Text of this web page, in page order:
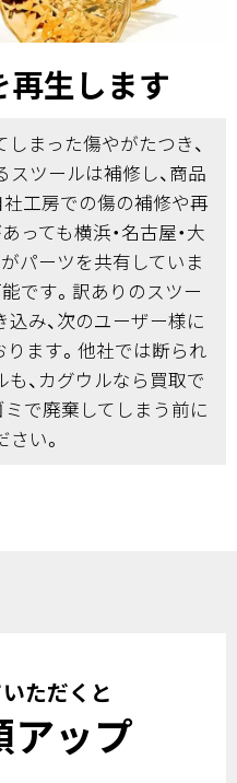
生します
まった傷やがたつき、
ツールは補修し、商品
工房での傷の補修や再
っても横浜・名古屋・大
パーツを共有していま
です。訳ありのスツー
み、次のユーザー様に
ます。他社では断られ
、カグウルなら買取で
で廃棄してしまう前に
い。
ただくと
アップ